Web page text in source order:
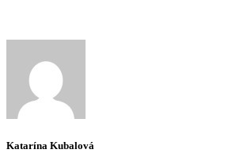
Katarína Kubalová